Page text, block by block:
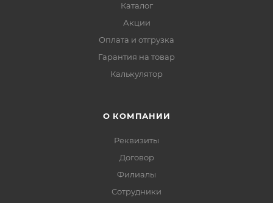
Каталог
Акции
Оплата и отгрузка
Гарантия на товар
Калькулятор
О КОМПАНИИ
Реквизиты
Договор
Филиалы
Сотрудники